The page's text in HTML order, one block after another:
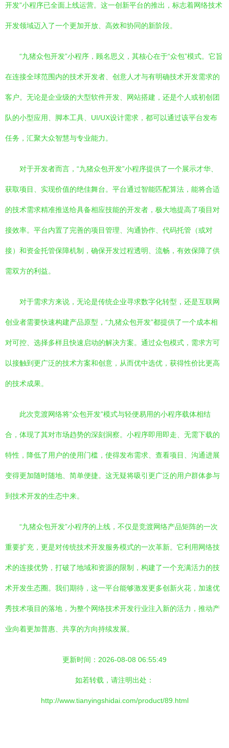
开发”小程序已全面上线运营。这一创新平台的推出，标志着网络技术
开发领域迈入了一个更加开放、高效和协同的新阶段。
“九猪众包开发”小程序，顾名思义，其核心在于“众包”模式。它旨
在连接全球范围内的技术开发者、创意人才与有明确技术开发需求的
客户。无论是企业级的大型软件开发、网站搭建，还是个人或初创团
队的小型应用、脚本工具、UI/UX设计需求，都可以通过该平台发布
任务，汇聚大众智慧与专业能力。
对于开发者而言，“九猪众包开发”小程序提供了一个展示才华、
获取项目、实现价值的绝佳舞台。平台通过智能匹配算法，能将合适
的技术需求精准推送给具备相应技能的开发者，极大地提高了项目对
接效率。平台内置了完善的项目管理、沟通协作、代码托管（或对
接）和资金托管保障机制，确保开发过程透明、流畅，有效保障了供
需双方的利益。
对于需求方来说，无论是传统企业寻求数字化转型，还是互联网
创业者需要快速构建产品原型，“九猪众包开发”都提供了一个成本相
对可控、选择多样且快速启动的解决方案。通过众包模式，需求方可
以接触到更广泛的技术方案和创意，从而优中选优，获得性价比更高
的技术成果。
此次竞渡网络将“众包开发”模式与轻便易用的小程序载体相结
合，体现了其对市场趋势的深刻洞察。小程序即用即走、无需下载的
特性，降低了用户的使用门槛，使得发布需求、查看项目、沟通进展
变得更加随时随地、简单便捷。这无疑将吸引更广泛的用户群体参与
到技术开发的生态中来。
“九猪众包开发”小程序的上线，不仅是竞渡网络产品矩阵的一次
重要扩充，更是对传统技术开发服务模式的一次革新。它利用网络技
术的连接优势，打破了地域和资源的限制，构建了一个充满活力的技
术开发生态圈。我们期待，这一平台能够激发更多创新火花，加速优
秀技术项目的落地，为整个网络技术开发行业注入新的活力，推动产
业向着更加普惠、共享的方向持续发展。
更新时间：2026-08-08 06:55:49
如若转载，请注明出处：
http://www.tianyingshidai.com/product/89.html